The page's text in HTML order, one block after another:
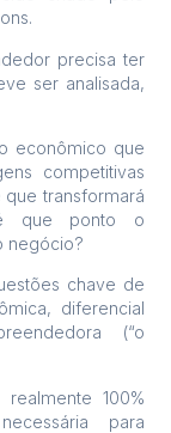
precisa ter
ser analisada,
econômico que
competitivas
transformará
que ponto o
negócio?
chave de
diferencial
(“o
100%
para